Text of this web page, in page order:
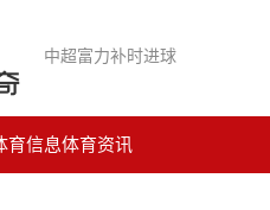
中超富力补时进球
育信息体育资讯